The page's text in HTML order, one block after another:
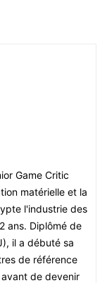
Game Critic
matérielle et la
l'industrie des
ans. Diplômé de
il a débuté sa
de référence
de devenir